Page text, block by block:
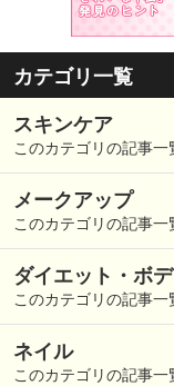
カテゴリ一覧
スキンケア
このカテゴリの記事一
メークアップ
このカテゴリの記事一
ダイエット・ボ
このカテゴリの記事一
ネイル
このカテゴリの記事一